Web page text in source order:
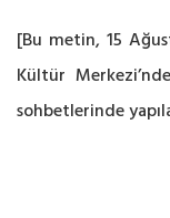
[Bu metin, 15
Kültür
sohbetlerinde